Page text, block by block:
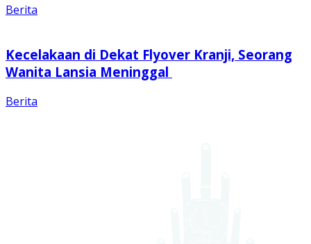
Berita
Kecelakaan di Dekat Flyover Kranji, Seorang
Wanita Lansia Meninggal
Berita